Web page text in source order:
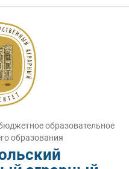
образовательное
образования